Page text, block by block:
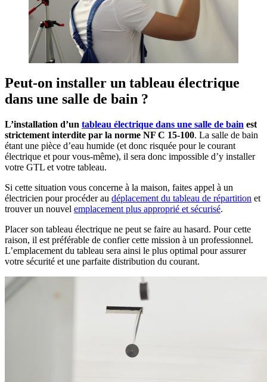
Peut-on installer un tableau électrique
dans une salle de bain ?
L’installation d’un tableau électrique dans une salle de bain est
strictement interdite par la norme NF C 15-100. La salle de bain
étant une pièce d’eau humide (et donc risquée pour le courant
électrique et pour vous-même), il sera donc impossible d’y installer
votre GTL et votre tableau.
Si cette situation vous concerne à la maison, faites appel à un
électricien pour procéder au déplacement du tableau de répartition et
trouver un nouvel emplacement plus approprié et sécurisé.
Placer son tableau électrique ne peut se faire au hasard. Pour cette
raison, il est préférable de confier cette mission à un professionnel.
L’emplacement du tableau sera ainsi le plus optimal pour assurer
votre sécurité et une parfaite distribution du courant.